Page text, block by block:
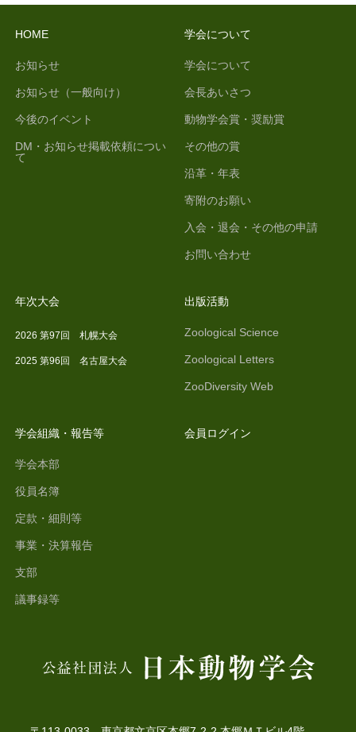
HOME
お知らせ
お知らせ（一般向け）
今後のイベント
DM・お知らせ掲載依頼につい
て
学会について
学会について
会長あいさつ
動物学会賞・奨励賞
その他の賞
沿革・年表
寄附のお願い
入会・退会・その他の申請
お問い合わせ
年次大会
2026 第97回 札幌大会
2025 第96回 名古屋大会
出版活動
Zoological Science
Zoological Letters
ZooDiversity Web
学会組織・報告等
学会本部
役員名簿
定款・細則等
事業・決算報告
支部
議事録等
会員ログイン